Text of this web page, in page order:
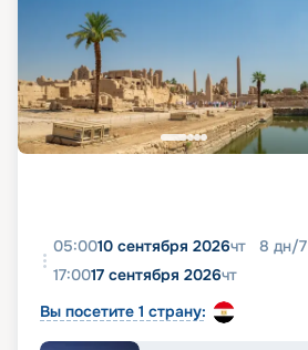
05:0010 сентября 2026чт 8 дн/7
17:0017 сентября 2026чт
Вы посетите 1 страну: